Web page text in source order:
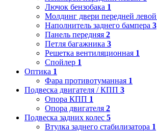
Лючок бензобака 1
Молдинг двери передней левой
Наполнитель заднего бампера 3
Панель передняя 2
Петля багажника 3
Решетка вентиляционная 1
Спойлер 1
Оптика 1
Фара противотуманная 1
Подвеска двигателя / КПП 3
Опора КПП 1
Опора двигателя 2
Подвеска задних колес 5
Втулка заднего стабилизатора 1